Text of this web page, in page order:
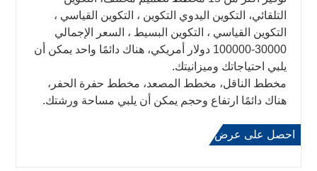
التلقائي، التكوين اليدوي التكوين ، التكوين القياسي ،
التكوين القياسي ، التكوين البسيط ، السعر الإجمالي
30000-100000 دولار أمريكي، هناك دائمًا واحد يمكن أن
يلبي احتياجاتك وميزانيتك.
مخطط الناقل، مخطط المصعد، مخطط حفرة الحفر،
هناك دائمًا ارتفاع وحجم يمكن أن يلبي مساحة ورشتك.
اعرف المزيد
احصل على عرض